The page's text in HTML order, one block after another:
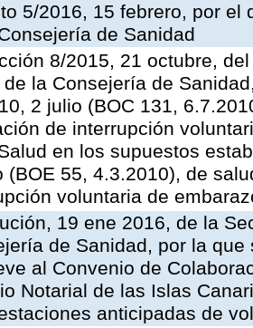
5/2016, 15 febrero, por el
de Sanidad
8/2015, 21 octubre,
de la Consejería de
2 julio (BOC 131,
de interrupción
en los supuestos
(BOE 55, 4.3.2010), de
voluntaria de
19 ene 2016, de la
de Sanidad, por la
al Convenio de
Notarial de las Islas
anticipadas de